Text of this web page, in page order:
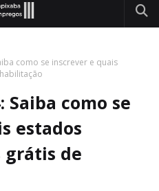
como se inscrever e quais
Saiba como se
estados
grátis de